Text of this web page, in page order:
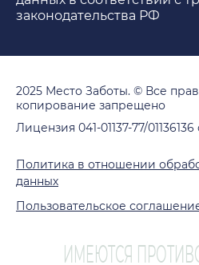
законодательства РФ
2025 Место Заботы. © Все
копирование запрещено
Лицензия 041-01137-77/
Политика в отношении
данных
Пользовательское
ИМЕЮТСЯ